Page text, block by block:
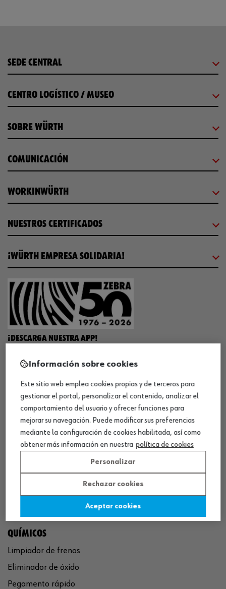
SEDE CENTRAL
CENTRO LOGÍSTICO / MUSEO
SOBRE WÜRTH
COMUNICACIÓN
WORKINWÜRTH
NUESTROS CERTIFICADOS
¡WÜRTH EMPRESA SOLIDARIA!
¡DESCARGA NUESTRA APP!
MÉTODOS DE PAGO
¡SÍGUENOS!
QUÍMICOS
Limpiador de frenos
Eliminador de óxido
Pegamento rápido
Información sobre cookies
Este sitio web emplea cookies propias y de terceros para
gestionar el portal, personalizar el contenido, analizar el
comportamiento del usuario y ofrecer funciones para
mejorar su navegación. Puede modificar sus preferencias
mediante la configuración de cookies habilitada, así como
obtener más información en nuestra política de cookies
Personalizar
Rechazar cookies
Aceptar cookies